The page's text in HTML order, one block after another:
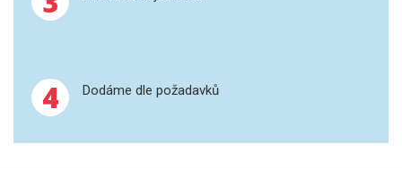
LISOVÁNÍ
4 Dodáme dle požadavků